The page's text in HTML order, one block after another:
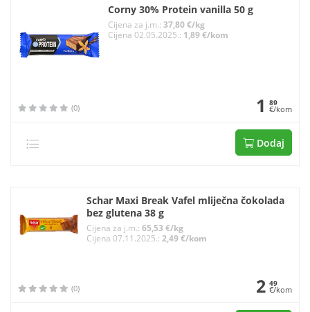
Corny 30% Protein vanilla 50 g
Cijena za j.m.: 37,80 €/kg
Cijena 02.05.2025.: 1,89 €/kom
(0) 1 89
€/kom
Dodaj
Schar Maxi Break Vafel mliječna čokolada
bez glutena 38 g
Cijena za j.m.: 65,53 €/kg
Cijena 07.11.2025.: 2,49 €/kom
(0) 2 49
€/kom